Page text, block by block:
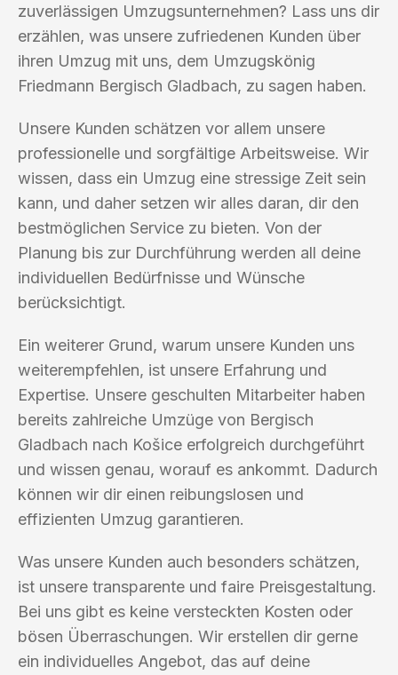
zuverlässigen Umzugsunternehmen? Lass uns dir
erzählen, was unsere zufriedenen Kunden über
ihren Umzug mit uns, dem Umzugskönig
Friedmann Bergisch Gladbach, zu sagen haben.
Unsere Kunden schätzen vor allem unsere
professionelle und sorgfältige Arbeitsweise. Wir
wissen, dass ein Umzug eine stressige Zeit sein
kann, und daher setzen wir alles daran, dir den
bestmöglichen Service zu bieten. Von der
Planung bis zur Durchführung werden all deine
individuellen Bedürfnisse und Wünsche
berücksichtigt.
Ein weiterer Grund, warum unsere Kunden uns
weiterempfehlen, ist unsere Erfahrung und
Expertise. Unsere geschulten Mitarbeiter haben
bereits zahlreiche Umzüge von Bergisch
Gladbach nach Košice erfolgreich durchgeführt
und wissen genau, worauf es ankommt. Dadurch
können wir dir einen reibungslosen und
effizienten Umzug garantieren.
Was unsere Kunden auch besonders schätzen,
ist unsere transparente und faire Preisgestaltung.
Bei uns gibt es keine versteckten Kosten oder
bösen Überraschungen. Wir erstellen dir gerne
ein individuelles Angebot, das auf deine